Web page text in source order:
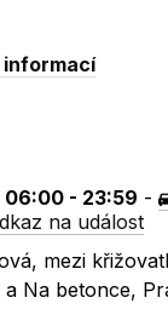
informací
06:00 - 23:59 -
na událost
mezi
Na betonce,